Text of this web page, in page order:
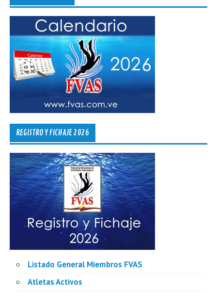
REGISTRO Y FICHAJE 2026
Listado General Miembros FVAS
Atletas Activos